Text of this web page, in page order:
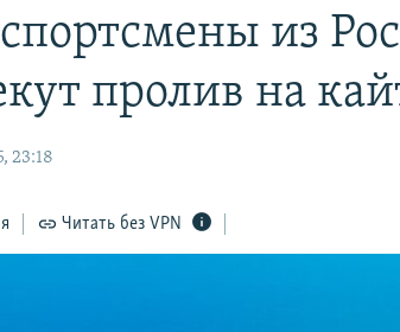
из
пролив на
23:18
Читать без VPN